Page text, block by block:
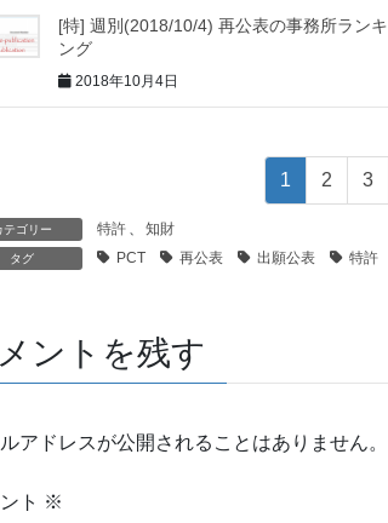
[特] 週別(2018/10/4) 再公表の事務所ランキ
ング
2018年10月4日
1 2 3
テゴリー 特許 、 知財
タグ PCT 再公表 出願公表 特許
ントを残す
アドレスが公開されることはありません。
ト ※